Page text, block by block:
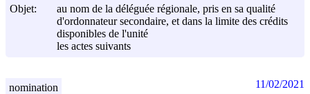
Objet:
au nom de la déléguée régionale, pris en sa qualité
d'ordonnateur secondaire, et dans la limite des crédits
disponibles de l'unité
les actes suivants
nomination 11/02/2021